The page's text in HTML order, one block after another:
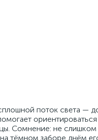
поток света —
Сомнение: не
тёмном заборе днём